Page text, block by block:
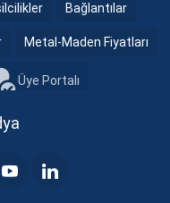
Bağlantılar
Metal-Maden Fiyatları
Üye Portalı